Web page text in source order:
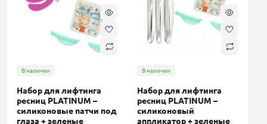
В наличии
Набор для лифтинга
ресниц PLATINUM –
силиконовые патчи под
глаза + зеленые
В наличии
Набор для лифтинга
ресниц PLATINUM –
силиконовый
аппликатор + зеленые